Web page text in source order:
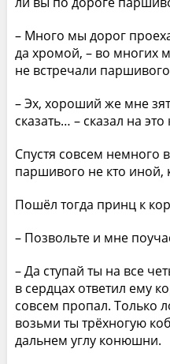
– Много мы дорог
да хромой, – во многих
не встречали
– Эх, хороший же мне
сказать… – сказал на
Спустя совсем немного
паршивого не кто иной,
Пошёл тогда принц к
– Позвольте и мне
– Да ступай ты на все
в сердцах ответил ему
совсем пропал. Только
возьми ты трёхногую
дальнем углу конюшни.